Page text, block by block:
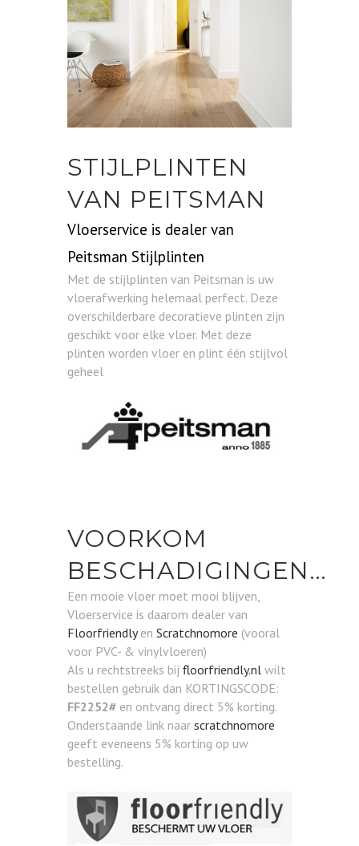
STIJLPLINTEN
VAN PEITSMAN
Vloerservice is dealer van
Peitsman Stijlplinten
Met de stijlplinten van Peitsman is uw
vloerafwerking helemaal perfect. Deze
overschilderbare decoratieve plinten zijn
geschikt voor elke vloer. Met deze
plinten worden vloer en plint één stijlvol
geheel
VOORKOM
BESCHADIGINGEN…
Een mooie vloer moet mooi blijven,
Vloerservice is daarom dealer van
Floorfriendlyen Scratchnomore (vooral
voor PVC- & vinylvloeren)
Als u rechtstreeks bij floorfriendly.nl wilt
bestellen gebruik dan KORTINGSCODE:
FF2252# en ontvang direct 5% korting.
Onderstaande link naar scratchnomore
geeft eveneens 5% korting op uw
bestelling.